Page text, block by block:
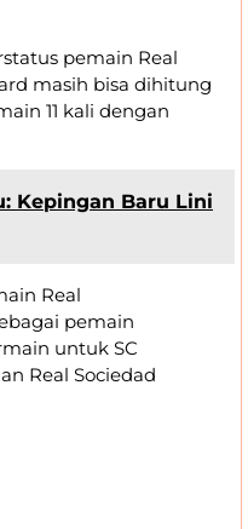
pemain Real
masih bisa dihitung
11 kali dengan
Kepingan Baru Lini
Real
pemain
untuk SC
Real Sociedad